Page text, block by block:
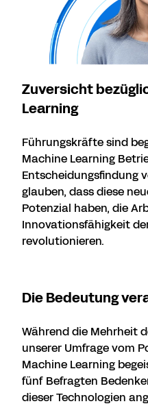
Zuversicht
Learning
Führungskräfte sind
Machine Learning
Entscheidungsfindung
glauben, dass diese
Potenzial haben, die
Innovationsfähigkeit
revolutionieren.
Die Bedeutung
Während die Mehrheit
unserer Umfrage vom
Machine Learning
fünf Befragten
dieser Technologien